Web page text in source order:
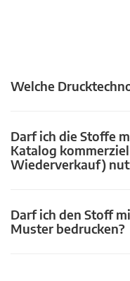
Welche
Darf ich die Stoffe
Katalog
Wiederverkauf)
Darf ich den Stoff
Muster bedrucken?